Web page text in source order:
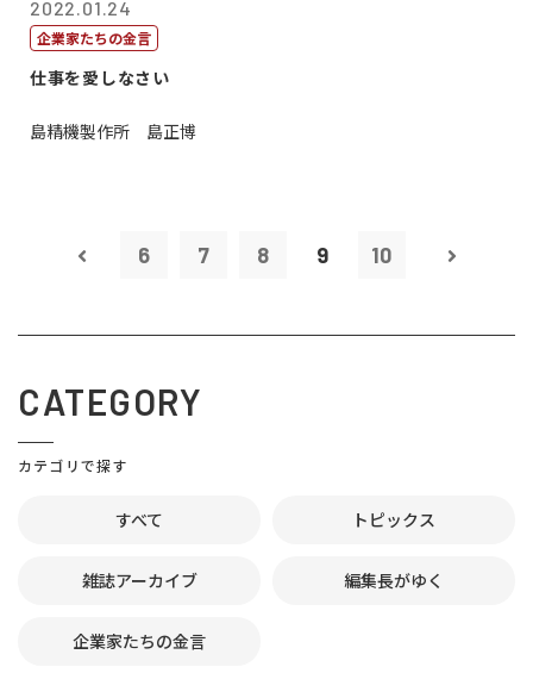
2022.01.24
企業家たちの金言
仕事を愛しなさい
島精機製作所 島正博
6 7 8 9 10
CATEGORY
カテゴリで探す
すべて トピックス
雑誌アーカイブ 編集長がゆく
企業家たちの金言